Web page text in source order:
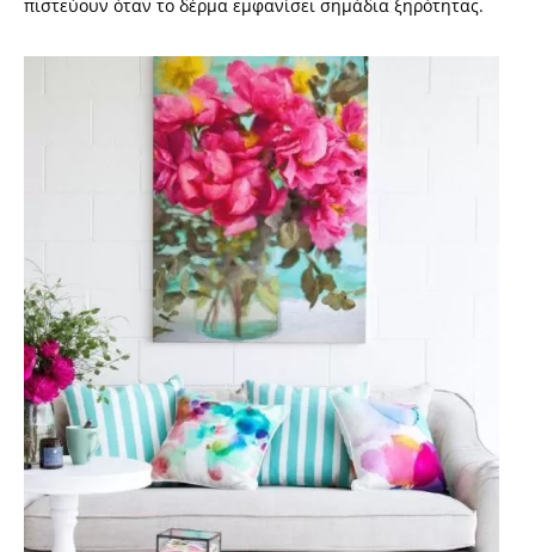
πιστεύουν όταν το δέρμα εμφανίσει σημάδια ξηρότητας.